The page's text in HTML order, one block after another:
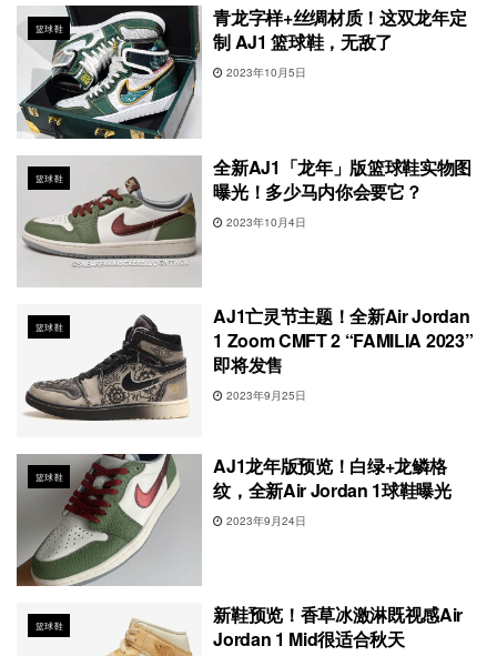
篮球鞋
青龙字样+丝绸材质！这双龙年定
制 AJ1 篮球鞋，无敌了
2023年10月5日
篮球鞋
全新AJ1「龙年」版篮球鞋实物图
曝光！多少马内你会要它？
2023年10月4日
篮球鞋
AJ1亡灵节主题！全新Air Jordan
1 Zoom CMFT 2 “FAMILIA 2023”
即将发售
2023年9月25日
篮球鞋
AJ1龙年版预览！白绿+龙鳞格
纹，全新Air Jordan 1球鞋曝光
2023年9月24日
篮球鞋
新鞋预览！香草冰激淋既视感Air
Jordan 1 Mid很适合秋天